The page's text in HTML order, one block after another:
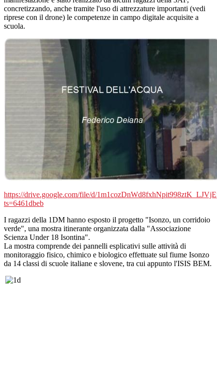
concretizzando, anche tramite l'uso di attrezzature importanti (vedi
riprese con il drone) le competenze in campo digitale acquisite a
scuola.
https://drive.google.com/file/d/
ts=6461dbeb
I ragazzi della 1DM hanno esposto il progetto "Isonzo, un corridoio
verde", una mostra itinerante organizzata dalla "Associazione
Scienza Under 18 Isontina".
La mostra comprende dei pannelli esplicativi sulle attività di
monitoraggio fisico, chimico e biologico effettuate sul fiume Isonzo
da 14 classi di scuole italiane e slovene, tra cui appunto l'ISIS BEM.